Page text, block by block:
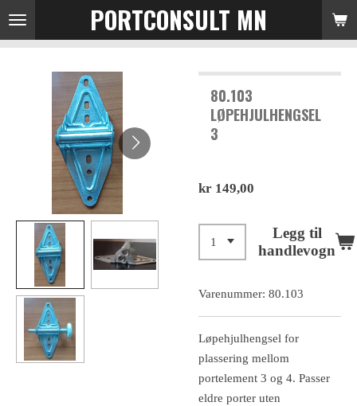
Gå
til
PORTCONSULT MN
80.103
LØPEHJULHENGSEL
3
kr 149,00
Legg til
handlevogn
Varenummer: 80.103
Løpehjulhengsel for
plassering mellom
portelement 3 og 4. Passer
eldre porter uten